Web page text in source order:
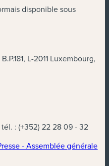
disponible sous
L-2011 Luxembourg,
tél. : (+352) 22 28 09 - 32
- Assemblée générale